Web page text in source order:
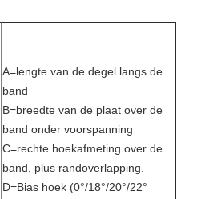
A=lengte van de degel langs de
band
B=breedte van de plaat over de
band onder voorspanning
C=rechte hoekafmeting over de
band, plus randoverlapping.
D=Bias hoek (0°/18°/20°/22°